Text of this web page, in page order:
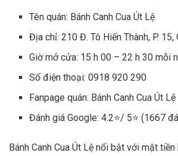
Tên quán: Bánh Canh Cua Út Lệ
Địa chỉ: 210 Đ. Tô Hiến Thành, P. 15,
Giờ mở cửa: 15 h 00 – 22 h 30 mỗi
Số điện thoại: 0918 920 290
Fanpage quán: Bánh Canh Cua Út Lệ
Đánh giá Google: 4.2⭐/ 5⭐ (1667
Bánh Canh Cua Út Lệ nổi bật với mặt